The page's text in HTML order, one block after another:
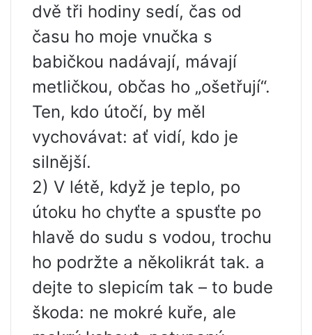
dvě tři hodiny sedí, čas od
času ho moje vnučka s
babičkou nadávají, mávají
metličkou, občas ho „ošetřují“.
Ten, kdo útočí, by měl
vychovávat: ať vidí, kdo je
silnější.
2) V létě, když je teplo, po
útoku ho chyťte a spusťte po
hlavě do sudu s vodou, trochu
ho podržte a několikrát tak. a
dejte to slepicím tak – to bude
škoda: ne mokré kuře, ale